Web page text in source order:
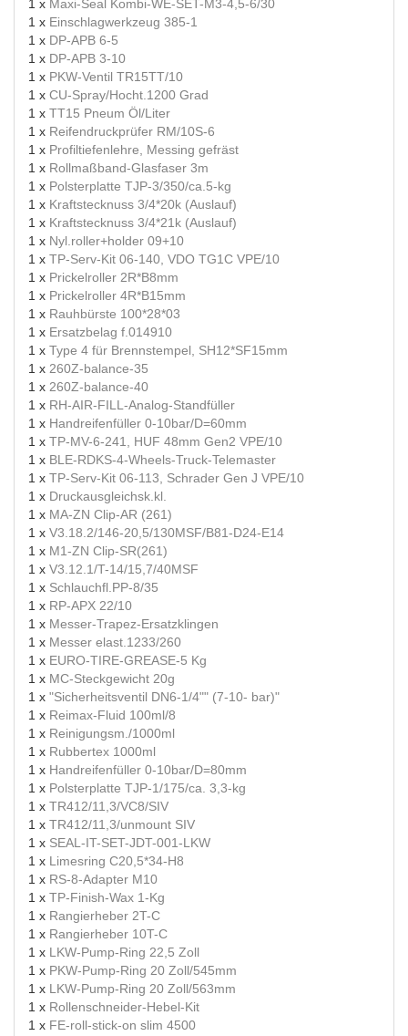
1 x Maxi-Seal Kombi-WE-SET-M3-4,5-6/30
1 x Einschlagwerkzeug 385-1
1 x DP-APB 6-5
1 x DP-APB 3-10
1 x PKW-Ventil TR15TT/10
1 x CU-Spray/Hocht.1200 Grad
1 x TT15 Pneum Öl/Liter
1 x Reifendruckprüfer RM/10S-6
1 x Profiltiefenlehre, Messing gefräst
1 x Rollmaßband-Glasfaser 3m
1 x Polsterplatte TJP-3/350/ca.5-kg
1 x Kraftstecknuss 3/4*20k (Auslauf)
1 x Kraftstecknuss 3/4*21k (Auslauf)
1 x Nyl.roller+holder 09+10
1 x TP-Serv-Kit 06-140, VDO TG1C VPE/10
1 x Prickelroller 2R*B8mm
1 x Prickelroller 4R*B15mm
1 x Rauhbürste 100*28*03
1 x Ersatzbelag f.014910
1 x Type 4 für Brennstempel, SH12*SF15mm
1 x 260Z-balance-35
1 x 260Z-balance-40
1 x RH-AIR-FILL-Analog-Standfüller
1 x Handreifenfüller 0-10bar/D=60mm
1 x TP-MV-6-241, HUF 48mm Gen2 VPE/10
1 x BLE-RDKS-4-Wheels-Truck-Telemaster
1 x TP-Serv-Kit 06-113, Schrader Gen J VPE/10
1 x Druckausgleichsk.kl.
1 x MA-ZN Clip-AR (261)
1 x V3.18.2/146-20,5/130MSF/B81-D24-E14
1 x M1-ZN Clip-SR(261)
1 x V3.12.1/T-14/15,7/40MSF
1 x Schlauchfl.PP-8/35
1 x RP-APX 22/10
1 x Messer-Trapez-Ersatzklingen
1 x Messer elast.1233/260
1 x EURO-TIRE-GREASE-5 Kg
1 x MC-Steckgewicht 20g
1 x "Sicherheitsventil DN6-1/4"" (7-10- bar)"
1 x Reimax-Fluid 100ml/8
1 x Reinigungsm./1000ml
1 x Rubbertex 1000ml
1 x Handreifenfüller 0-10bar/D=80mm
1 x Polsterplatte TJP-1/175/ca. 3,3-kg
1 x TR412/11,3/VC8/SIV
1 x TR412/11,3/unmount SIV
1 x SEAL-IT-SET-JDT-001-LKW
1 x Limesring C20,5*34-H8
1 x RS-8-Adapter M10
1 x TP-Finish-Wax 1-Kg
1 x Rangierheber 2T-C
1 x Rangierheber 10T-C
1 x LKW-Pump-Ring 22,5 Zoll
1 x PKW-Pump-Ring 20 Zoll/545mm
1 x LKW-Pump-Ring 20 Zoll/563mm
1 x Rollenschneider-Hebel-Kit
1 x FE-roll-stick-on slim 4500